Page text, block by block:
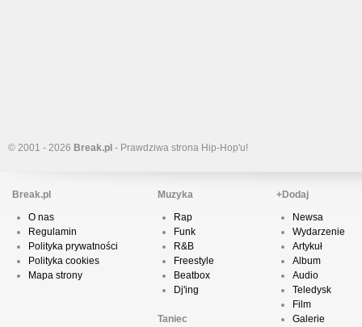
© 2001 - 2026 Break.pl - Prawdziwa strona Hip-Hop'u!
Break.pl
O nas
Regulamin
Polityka prywatności
Polityka cookies
Mapa strony
Muzyka
Rap
Funk
R&B
Freestyle
Beatbox
Dj'ing
Taniec
+Dodaj
Newsa
Wydarzenie
Artykuł
Album
Audio
Teledysk
Film
Galerie